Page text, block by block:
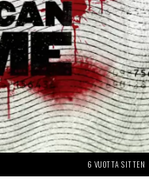
6 VUOTTA SITTEN